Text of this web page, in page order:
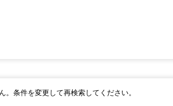
。条件を変更して再検索してください。